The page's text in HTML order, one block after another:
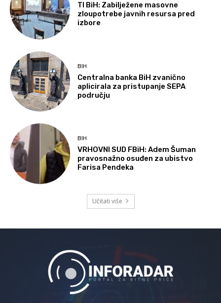
TI BiH: Zabilježene masovne
zloupotrebe javnih resursa pred
izbore
BIH
Centralna banka BiH zvanično
aplicirala za pristupanje SEPA
području
BIH
VRHOVNI SUD FBiH: Adem Šuman
pravosnažno osuđen za ubistvo
Farisa Pendeka
Učitati više